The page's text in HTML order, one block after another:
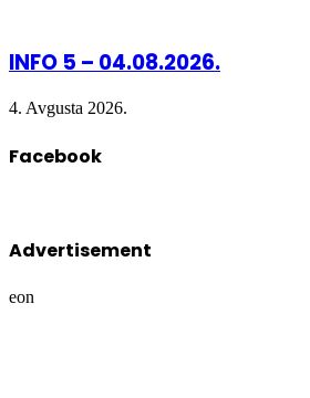
INFO 5 – 04.08.2026.
4. Avgusta 2026.
Facebook
Advertisement
eon